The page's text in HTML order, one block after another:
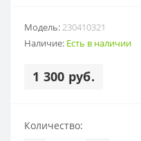
Модель:230410321
Наличие: Есть в наличии
1 300 руб.
Количество: